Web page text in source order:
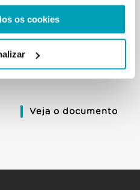
os cookies
- DIA MUNDIAL
Veja o documento